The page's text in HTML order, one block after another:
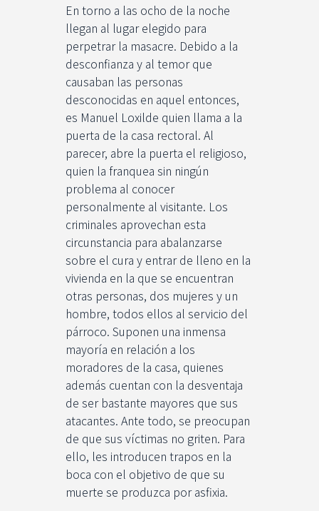
En torno a las ocho de la noche
llegan al lugar elegido para
perpetrar la masacre. Debido a la
desconfianza y al temor que
causaban las personas
desconocidas en aquel entonces,
es Manuel Loxilde quien llama a la
puerta de la casa rectoral. Al
parecer, abre la puerta el religioso,
quien la franquea sin ningún
problema al conocer
personalmente al visitante. Los
criminales aprovechan esta
circunstancia para abalanzarse
sobre el cura y entrar de lleno en la
vivienda en la que se encuentran
otras personas, dos mujeres y un
hombre, todos ellos al servicio del
párroco. Suponen una inmensa
mayoría en relación a los
moradores de la casa, quienes
además cuentan con la desventaja
de ser bastante mayores que sus
atacantes. Ante todo, se preocupan
de que sus víctimas no griten. Para
ello, les introducen trapos en la
boca con el objetivo de que su
muerte se produzca por asfixia.